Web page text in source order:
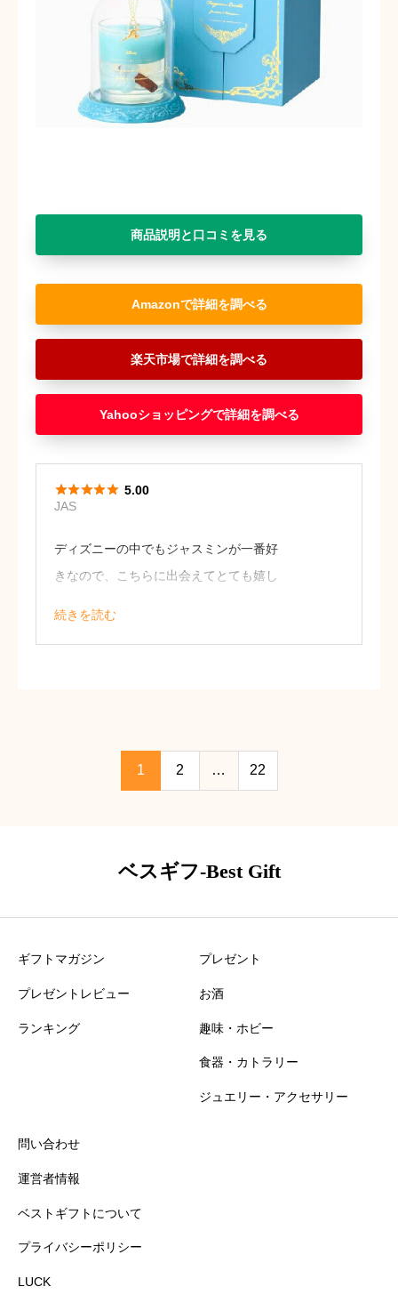
商品説明と口コミを見る
Amazon
楽天市場
Yahooショッピング
ディズニーの中でもジャスミンが一番好
きなので、こちらに出会えてとても嬉し
続きを読む
JAS
 5.00
1 2 … 22
ベスギフ-Best Gift
ギフトマガジン
プレゼントレビュー
ランキング
プレゼント
お酒
趣味・ホビー
食器・カトラリー
ジュエリー・アクセサリー
問い合わせ
運営者情報
ベストギフトについて
プライバシーポリシー
LUCK